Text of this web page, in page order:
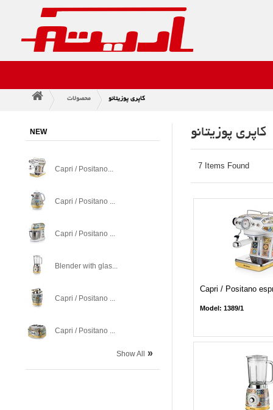
محصولات کاپری پوزیتانو
NEW
Capri / Positano...
Capri / Positano ...
Capri / Positano ...
Blender with glas...
Capri / Positano ...
Capri / Positano ...
Show All »
کاپری پوزیتانو
7 Items Found
Capri / Positano
Model: 1389/1